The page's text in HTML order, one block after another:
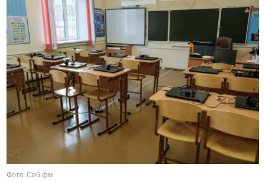
Фото: Сиб.фм